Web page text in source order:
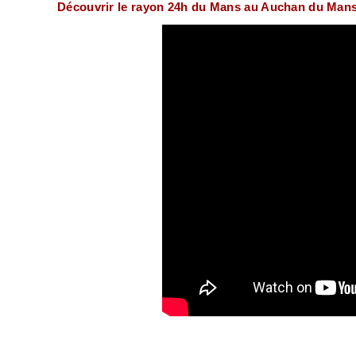
Découvrir le rayon 24h du Mans au Auchan du